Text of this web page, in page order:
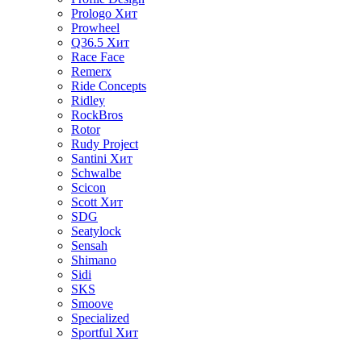
Prologo Хит
Prowheel
Q36.5 Хит
Race Face
Remerx
Ride Concepts
Ridley
RockBros
Rotor
Rudy Project
Santini Хит
Schwalbe
Scicon
Scott Хит
SDG
Seatylock
Sensah
Shimano
Sidi
SKS
Smoove
Specialized
Sportful Хит